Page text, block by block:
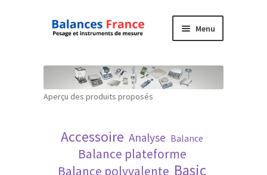
Aller
navigation
Aller
Menu
Mon compte
Politique de confidentialité
Aperçu des produits proposés
Accessoire Analyse Balance
Balance plateforme
Balance polyvalente Basic